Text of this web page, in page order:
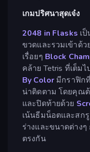
เกมปริศนาสุดเจ๋ง
2048 in Flasks เ
ขวดและรวมเข้าด้
เรื่อยๆ Block
คล้าย Tetris ที่เต็ม
By Color มีกราฟิก
น่าติดตาม โดยคุณ
และปิดท้ายด้วย
เน้นธีมน็อตและสก
ร่างและขนาดต่าง
ตรงกัน